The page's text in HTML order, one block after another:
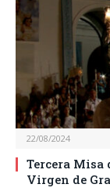
22/08/2024
Tercera Misa
Virgen de